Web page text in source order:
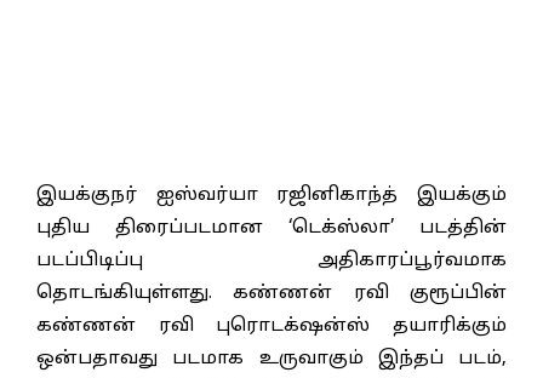
இயக்குநர் ஐஸ்வர்யா ரஜினிகாந்த் இயக்கும்
புதிய திரைப்படமான ‘டெக்ஸ்லா’ படத்தின்
படப்பிடிப்பு அதிகாரப்பூர்வமாக
தொடங்கியுள்ளது. கண்ணன் ரவி குரூப்பின்
கண்ணன் ரவி புரொடக்‌ஷன்ஸ் தயாரிக்கும்
ஒன்பதாவது படமாக உருவாகும் இந்தப் படம்,